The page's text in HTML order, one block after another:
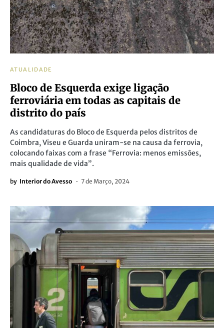
ATUALIDADE
Bloco de Esquerda exige ligação
ferroviária em todas as capitais de
distrito do país
As candidaturas do Bloco de Esquerda pelos distritos de
Coimbra, Viseu e Guarda uniram-se na causa da ferrovia,
colocando faixas com a frase “Ferrovia: menos emissões,
mais qualidade de vida”.
by Interior do Avesso 7 de Março, 2024